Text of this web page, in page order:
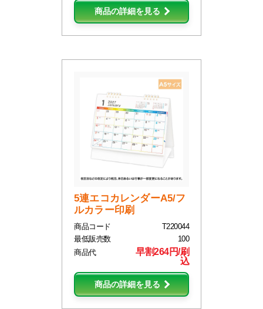
商品の詳細を見る
5連エコカレンダーA5/フ
ルカラー印刷
商品コード
T220044
最低販売数
100
商品代
早割264円/刷
込
商品の詳細を見る